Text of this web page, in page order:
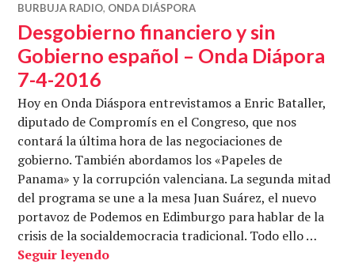
BURBUJA RADIO, ONDA DIÁSPORA
Desgobierno financiero y sin
Gobierno español – Onda Diápora
7-4-2016
Hoy en Onda Diáspora entrevistamos a Enric Bataller,
diputado de Compromís en el Congreso, que nos
contará la última hora de las negociaciones de
gobierno. También abordamos los «Papeles de
Panama» y la corrupción valenciana. La segunda mitad
del programa se une a la mesa Juan Suárez, el nuevo
portavoz de Podemos en Edimburgo para hablar de la
crisis de la socialdemocracia tradicional. Todo ello …
Seguir leyendoDesgobierno financiero y sin Gobierno